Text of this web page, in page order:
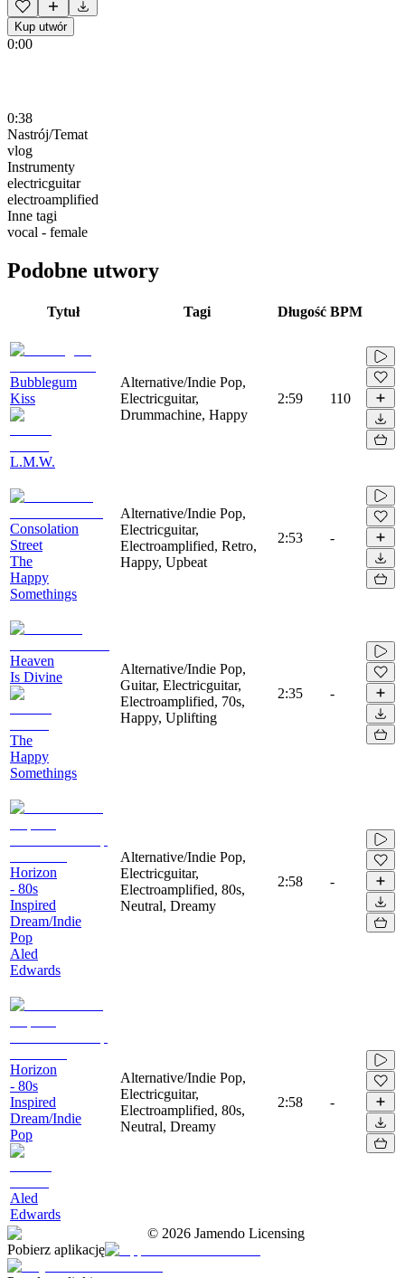
Kup utwór
0:00
0:38
Nastrój/Temat
vlog
Instrumenty
electricguitar
electroamplified
Inne tagi
vocal - female
Podobne utwory
Tytuł Tagi Długość BPM
Bubblegum
Kiss
L.M.W.
Alternative/Indie Pop,
Electricguitar,
Drummachine, Happy
2:59 110
Consolation
Street
The
Happy
Somethings
Alternative/Indie Pop,
Electricguitar,
Electroamplified, Retro,
Happy, Upbeat
2:53 -
Heaven
Is Divine
The
Happy
Somethings
Alternative/Indie Pop,
Guitar, Electricguitar,
Electroamplified, 70s,
Happy, Uplifting
2:35 -
Horizon
- 80s
Inspired
Dream/Indie
Pop
Aled
Edwards
Alternative/Indie Pop,
Electricguitar,
Electroamplified, 80s,
Neutral, Dreamy
2:58 -
Horizon
- 80s
Inspired
Dream/Indie
Pop
Aled
Edwards
Alternative/Indie Pop,
Electricguitar,
Electroamplified, 80s,
Neutral, Dreamy
2:58 -
© 2026 Jamendo Licensing
Pobierz aplikację